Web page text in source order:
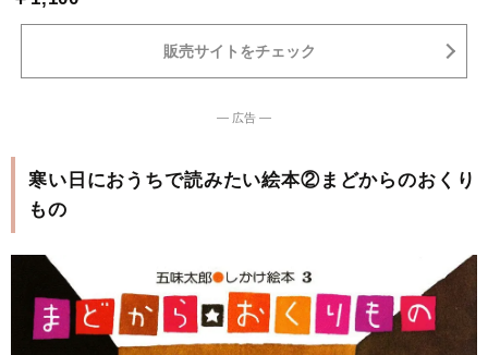
販売サイトをチェック
― 広告 ―
寒い日におうちで読みたい絵本②まどからのおくり
もの